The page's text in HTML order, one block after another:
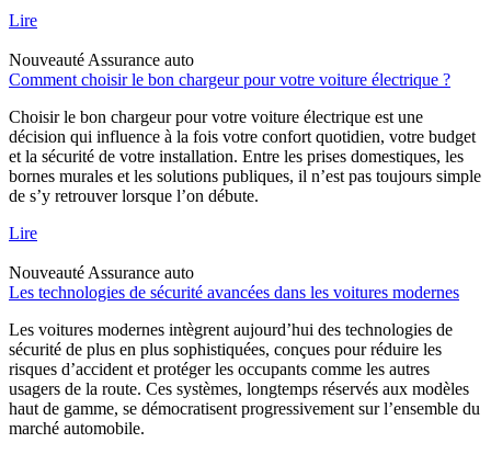
Lire
Nouveauté Assurance auto
Comment choisir le bon chargeur pour votre voiture électrique ?
Choisir le bon chargeur pour votre voiture électrique est une
décision qui influence à la fois votre confort quotidien, votre budget
et la sécurité de votre installation. Entre les prises domestiques, les
bornes murales et les solutions publiques, il n’est pas toujours simple
de s’y retrouver lorsque l’on débute.
Lire
Nouveauté Assurance auto
Les technologies de sécurité avancées dans les voitures modernes
Les voitures modernes intègrent aujourd’hui des technologies de
sécurité de plus en plus sophistiquées, conçues pour réduire les
risques d’accident et protéger les occupants comme les autres
usagers de la route. Ces systèmes, longtemps réservés aux modèles
haut de gamme, se démocratisent progressivement sur l’ensemble du
marché automobile.